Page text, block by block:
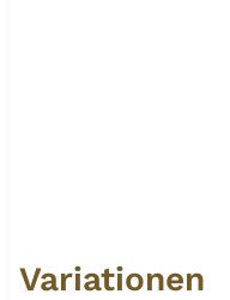
Variationen